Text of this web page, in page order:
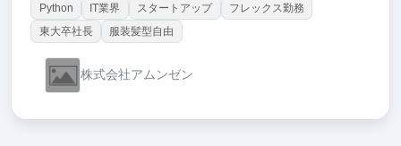
Python IT業界 スタートアップ
フレックス勤務
東大卒社長
服装髪型自由
株式会社アムンゼン